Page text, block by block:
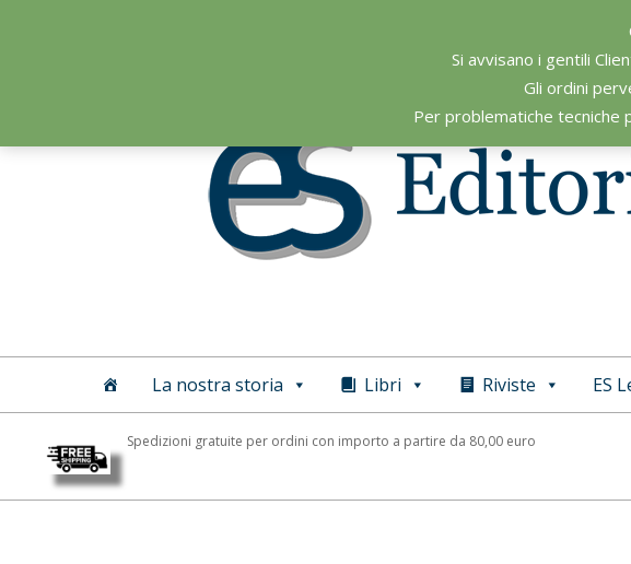
Si avvisano i gentili
Gli ordini
Per problematiche tecniche
Editoriale
Scientifica
La nostra storia Libri Riviste ES
Spedizioni gratuite per ordini con importo a partire da 80,00 euro